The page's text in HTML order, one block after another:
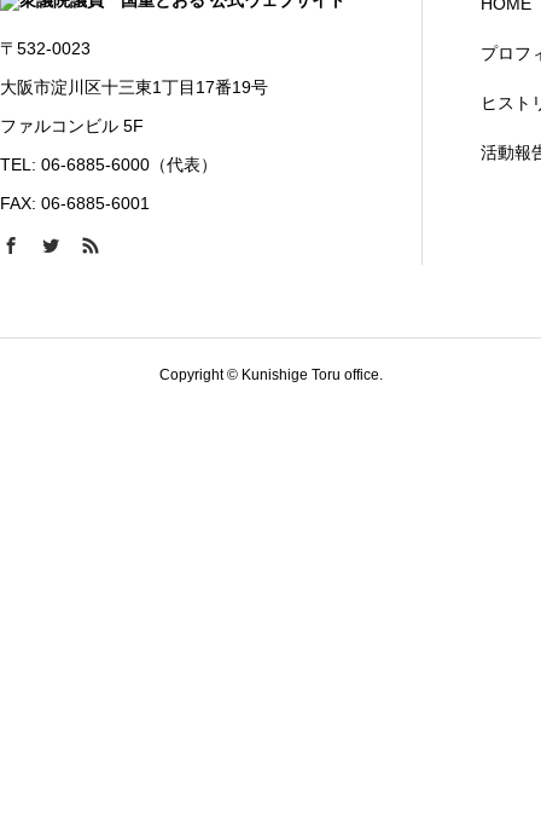
〒532-0023
大阪市淀川区十三東1丁目17番19号
ファルコンビル 5F
TEL: 06-6885-6000（代表）
FAX: 06-6885-6001
プロフ
ヒスト
活動報
Copyright © Kunishige Toru office.